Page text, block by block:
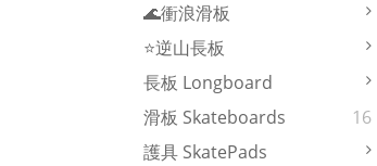
🌊衝浪滑板
⭐逆山長板
長板 Longboard
滑板 Skateboards
16
護具 SkatePads